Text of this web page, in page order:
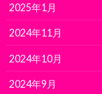
2025年1月
2024年11月
2024年10月
2024年9月